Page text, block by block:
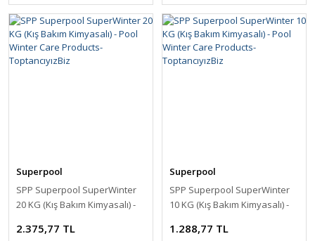
Superpool
SPP Superpool SuperWinter
20 KG (Kış Bakım Kimyasalı) -
ToptancıyızBiz
2.375,77 TL
Superpool
SPP Superpool SuperWinter
10 KG (Kış Bakım Kimyasalı) -
ToptancıyızBiz
1.288,77 TL